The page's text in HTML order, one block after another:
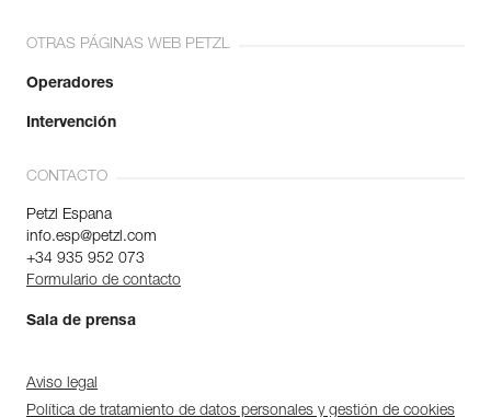
OTRAS PÁGINAS WEB PETZL
Operadores
Intervención
CONTACTO
Petzl Espana
info.esp@petzl.com
+34 935 952 073
Formulario de contacto
Sala de prensa
Aviso legal
Política de tratamiento de datos personales y gestión de cookies